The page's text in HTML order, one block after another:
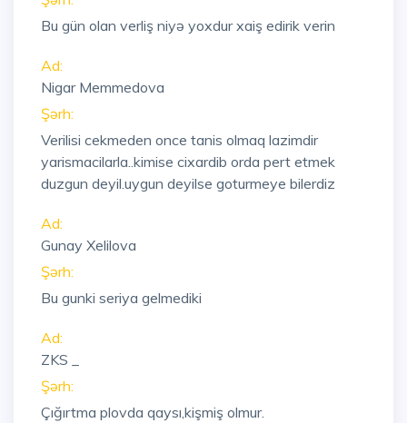
Bu gün olan verliş niyə yoxdur xaiş edirik verin
Ad:
Nigar Memmedova
Şərh:
Verilisi cekmeden once tanis olmaq lazimdir
yarismacilarla..kimise cixardib orda pert etmek
duzgun deyil.uygun deyilse goturmeye bilerdiz
Ad:
Gunay Xelilova
Şərh:
Bu gunki seriya gelmediki
Ad:
ZKS _
Şərh:
Çığırtma plovda qaysı,kişmiş olmur.